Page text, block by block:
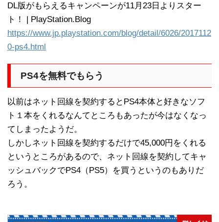
DL版がもらえるキャンペーンが11月23日よりスター
ト！ | PlayStation.Blog
https://www.jp.playstation.com/blog/detail/6026/2017112
0-ps4.html
PS4を無料でもらう
以前はネット回線を契約するとPS4本体と好きなソフ
ト１本をくれるなんてところもあったが今はなくなっ
てしまったようだ。
しかしネット回線を契約するだけで45,000円をくれる
というところがあるので、ネット回線を契約してキャ
ッシュバックでPS4（PS5）を買うというのもありだ
ろう。